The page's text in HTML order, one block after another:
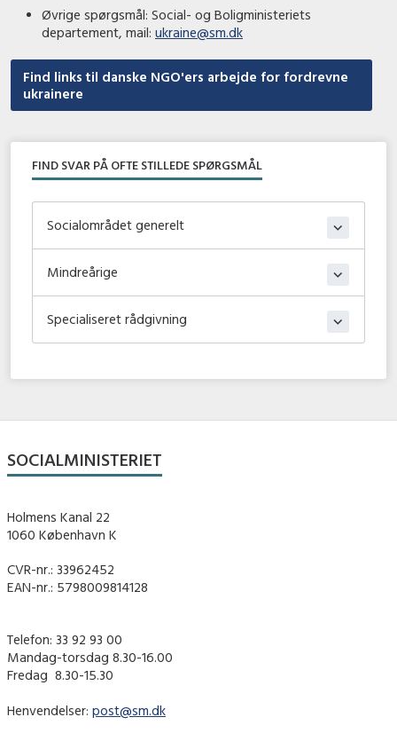
Øvrige spørgsmål: Social- og Boligministeriets
departement, mail: ukraine@sm.dk
Find links til danske NGO'ers arbejde for fordrevne
ukrainere
FIND SVAR PÅ OFTE STILLEDE SPØRGSMÅL
Socialområdet generelt
Mindreårige
Specialiseret rådgivning
SOCIALMINISTERIET
Holmens Kanal 22
1060 København K
CVR-nr.: 33962452
EAN-nr.: 5798009814128
Telefon: 33 92 93 00
Mandag-torsdag 8.30-16.00
Fredag ​ 8.30-15.30
Henvendelser: post@sm.dk